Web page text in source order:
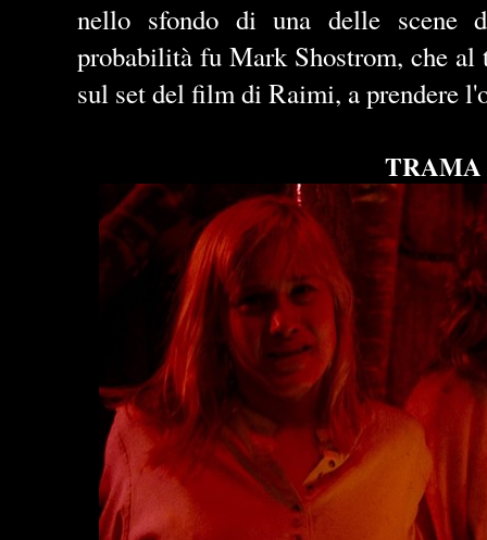
nello sfondo di una delle scene
probabilità fu Mark Shostrom, che al
sul set del film di Raimi, a prendere
TRAMA